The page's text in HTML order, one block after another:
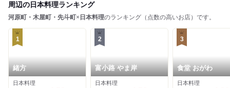
周辺の日本料理ランキング
河原町・木屋町・先斗町× 日本料理のランキング（点数の高いお店）です。
1
緒方
日本料理
2
富小路 やま岸
日本料理
3
食堂 おがわ
日本料理